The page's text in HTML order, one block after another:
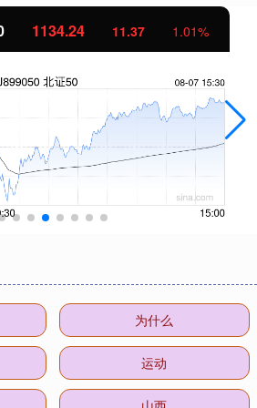
1134.24 11.37 1.01%
为什么
运动